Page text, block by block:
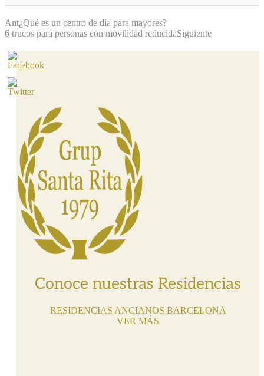
Ant¿Qué es un centro de día para mayores?
6 trucos para personas con movilidad reducidaSiguiente
Conoce nuestras Residencias
RESIDENCIAS ANCIANOS BARCELONA
VER MÁS